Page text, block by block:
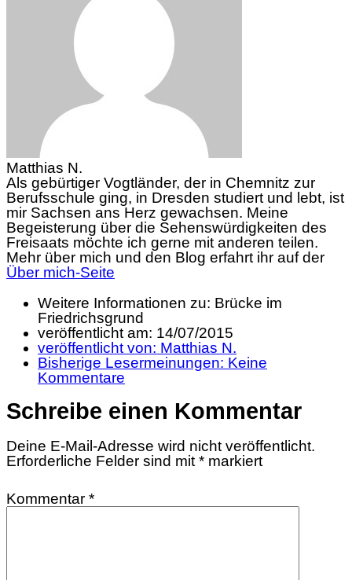
Matthias N.
Als gebürtiger Vogtländer, der in Chemnitz zur
Berufsschule ging, in Dresden studiert und lebt, ist
mir Sachsen ans Herz gewachsen. Meine
Begeisterung über die Sehenswürdigkeiten des
Freisaats möchte ich gerne mit anderen teilen.
Mehr über mich und den Blog erfahrt ihr auf der
Über mich-Seite
Weitere Informationen zu: Brücke im
Friedrichsgrund
veröffentlicht am: 14/07/2015
veröffentlicht von: Matthias N.
Bisherige Lesermeinungen: Keine
Kommentare
Schreibe einen Kommentar
Deine E-Mail-Adresse wird nicht veröffentlicht.
Erforderliche Felder sind mit * markiert
Kommentar *